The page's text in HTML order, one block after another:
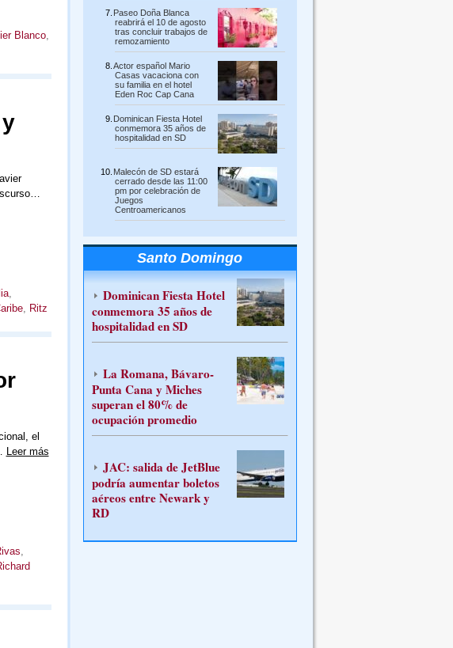
Blanco,
,
, Ritz
el
Leer más
,
Paseo Doña Blanca
reabrirá el 10 de agosto
tras concluir trabajos de
remozamiento
Actor español Mario
Casas vacaciona con
su familia en el hotel
Eden Roc Cap Cana
Dominican Fiesta Hotel
conmemora 35 años de
hospitalidad en SD
Malecón de SD estará
cerrado desde las 11:00
pm por celebración de
Juegos
Centroamericanos
Santo Domingo
Dominican Fiesta Hotel
conmemora 35 años de
hospitalidad en SD
La Romana, Bávaro-
Punta Cana y Miches
superan el 80% de
ocupación promedio
JAC: salida de JetBlue
podría aumentar boletos
aéreos entre Newark y
RD